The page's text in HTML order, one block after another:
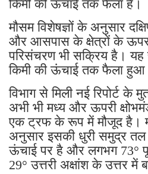
किमी की ऊंचाई तक फैला है।
मौसम विशेषज्ञों के अनुसार
और आसपास के क्षेत्रों के ऊपर
परिसंचरण भी सक्रिय है।
किमी की ऊंचाई तक फैला
विभाग से मिली नई रिपोर्ट के
अभी भी मध्य और ऊपरी
एक ट्रफ के रूप में मौजूद है।
अनुसार इसकी धुरी समुद्र तल
ऊंचाई पर है और लगभग 73°
29° उत्तरी अक्षांश के उत्तर में